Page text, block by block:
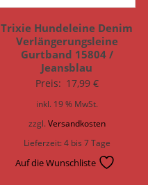
Trixie Hundeleine Denim
Verlängerungsleine
Gurtband 15804 /
Jeansblau
Preis: 17,99 €
inkl. 19 % MwSt.
zzgl.Versandkosten
Lieferzeit:4 bis 7 Tage
Auf die Wunschliste